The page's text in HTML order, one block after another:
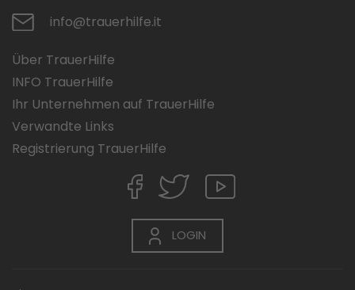
info@trauerhilfe.it
Über TrauerHilfe
INFO TrauerHilfe
Ihr Unternehmen auf TrauerHilfe
Verwandte Links
Registrierung TrauerHilfe
LOGIN